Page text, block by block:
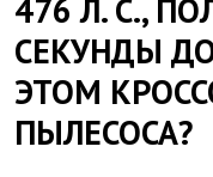
476 Л. С.,
СЕКУНДЫ
ЭТОМ
ПЫЛЕСОСА?